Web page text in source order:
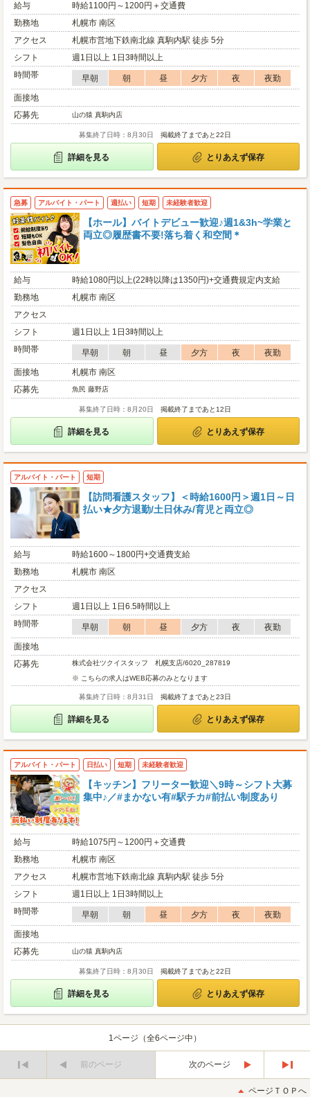
給与
時給1100円～1200円＋交通費
勤務地
札幌市 南区
アクセス
札幌市営地下鉄南北線 真駒内駅 徒歩 5分
シフト
週1日以上 1日3時間以上
時間帯
早朝 朝 昼 夕方 夜
夜勤
面接地
応募先
山の猿 真駒内店
募集終了日時：8月30日 掲載終了まであと22日
詳細を見る とりあえず保存
急募 アルバイト・パート 週払い 短期 未経験者歓迎
【ホール】バイトデビュー歓迎♪週1&3h~学業と
両立◎履歴書不要!落ち着く和空間＊
給与
時給1080円以上(22時以降は1350円)+交通費規定内支給
勤務地
札幌市 南区
アクセス
シフト
週1日以上 1日3時間以上
時間帯
早朝 朝 昼 夕方 夜
夜勤
面接地
札幌市 南区
応募先
魚民 藤野店
募集終了日時：8月20日 掲載終了まであと12日
詳細を見る とりあえず保存
アルバイト・パート 短期
【訪問看護スタッフ】＜時給1600円＞週1日～日
払い★夕方退勤/土日休み/育児と両立◎
給与
時給1600～1800円+交通費支給
勤務地
札幌市 南区
アクセス
シフト
週1日以上 1日6.5時間以上
時間帯
早朝 朝 昼 夕方 夜
夜勤
面接地
応募先
株式会社ツクイスタッフ 札幌支店/6020_287819
※ こちらの求人はWEB応募のみとなります
募集終了日時：8月31日 掲載終了まであと23日
詳細を見る とりあえず保存
アルバイト・パート 日払い 短期 未経験者歓迎
【キッチン】フリーター歓迎＼9時～シフト大募
集中♪／#まかない有#駅チカ#前払い制度あり
給与
時給1075円～1200円＋交通費
勤務地
札幌市 南区
アクセス
札幌市営地下鉄南北線 真駒内駅 徒歩 5分
シフト
週1日以上 1日3時間以上
時間帯
早朝 朝 昼 夕方 夜
夜勤
面接地
応募先
山の猿 真駒内店
募集終了日時：8月30日 掲載終了まであと22日
詳細を見る とりあえず保存
1ページ（全6ページ中）
前のページ
次のページ
後
ページＴＯＰへ